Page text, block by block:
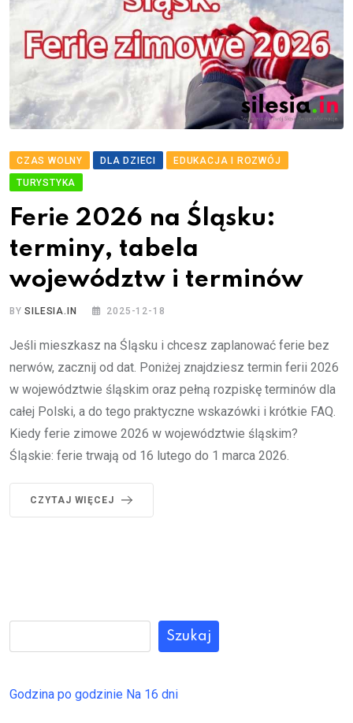
CZAS WOLNY DLA DZIECI
EDUKACJA I ROZWÓJ
TURYSTYKA
Ferie 2026 na Śląsku:
terminy, tabela
województw i terminów
BYSILESIA.IN 2025-12-18
Jeśli mieszkasz na Śląsku i chcesz zaplanować ferie bez
nerwów, zacznij od dat. Poniżej znajdziesz termin ferii 2026
w województwie śląskim oraz pełną rozpiskę terminów dla
całej Polski, a do tego praktyczne wskazówki i krótkie FAQ.
Kiedy ferie zimowe 2026 w województwie śląskim?
Śląskie: ferie trwają od 16 lutego do 1 marca 2026.
CZYTAJ WIĘCEJ
Szukaj
Godzina po godzinie Na 16 dni